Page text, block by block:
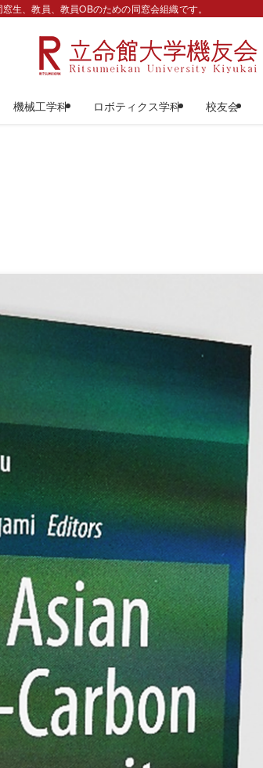
生、教員、教員OBのための同窓会組織です。
機械工学科 ロボティクス学科 校友会